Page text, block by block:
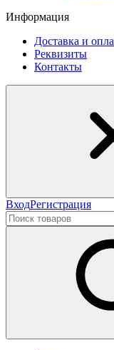
Информация
Доставка и
Реквизиты
Контакты
ВходРегистрация